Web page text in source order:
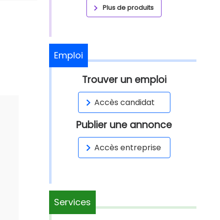
Plus de produits
Emploi
Trouver un emploi
Accès candidat
Publier une annonce
Accès entreprise
Services